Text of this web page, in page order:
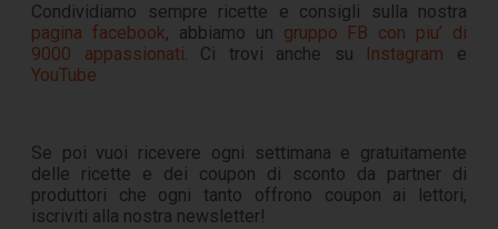
Condividiamo sempre ricette e consigli sulla nostra
pagina facebook, abbiamo un gruppo FB con piu’ di
9000 appassionati. Ci trovi anche su Instagram e
YouTube
Se poi vuoi ricevere ogni settimana e gratuitamente
delle ricette e dei coupon di sconto da partner di
produttori che ogni tanto offrono coupon ai lettori,
iscriviti alla nostra newsletter!